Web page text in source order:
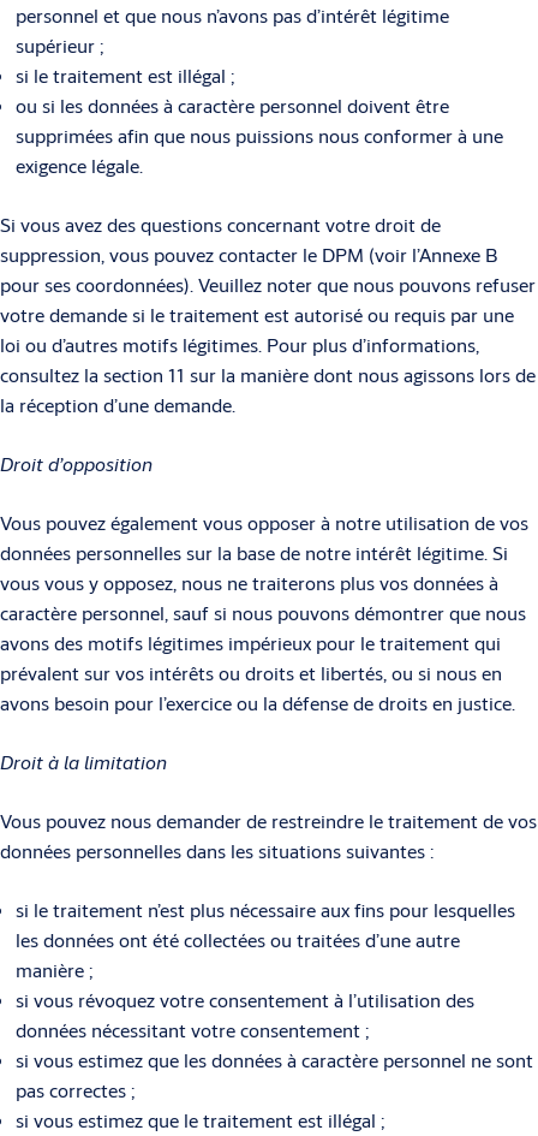
personnel et que nous n’avons pas d’intérêt légitime
supérieur ;
si le traitement est illégal ;
ou si les données à caractère personnel doivent être
supprimées afin que nous puissions nous conformer à une
exigence légale.
Si vous avez des questions concernant votre droit de
suppression, vous pouvez contacter le DPM (voir l’Annexe B
pour ses coordonnées). Veuillez noter que nous pouvons refuser
votre demande si le traitement est autorisé ou requis par une
loi ou d’autres motifs légitimes. Pour plus d’informations,
consultez la section 11 sur la manière dont nous agissons lors de
la réception d’une demande.
Droit d’opposition
Vous pouvez également vous opposer à notre utilisation de vos
données personnelles sur la base de notre intérêt légitime. Si
vous vous y opposez, nous ne traiterons plus vos données à
caractère personnel, sauf si nous pouvons démontrer que nous
avons des motifs légitimes impérieux pour le traitement qui
prévalent sur vos intérêts ou droits et libertés, ou si nous en
avons besoin pour l’exercice ou la défense de droits en justice.
Droit à la limitation
Vous pouvez nous demander de restreindre le traitement de vos
données personnelles dans les situations suivantes :
si le traitement n’est plus nécessaire aux fins pour lesquelles
les données ont été collectées ou traitées d’une autre
manière ;
si vous révoquez votre consentement à l’utilisation des
données nécessitant votre consentement ;
si vous estimez que les données à caractère personnel ne sont
pas correctes ;
si vous estimez que le traitement est illégal ;